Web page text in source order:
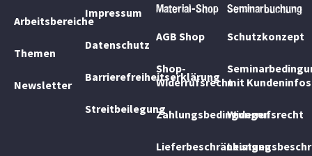
Arbeitsbereiche
Themen
Newsletter
Impressum
Datenschutz
Barrierefreiheitserklärung
Streitbeilegung
Material-Shop
AGB Shop
Shop-
Widerrufsrecht
Zahlungsbedingungen
Lieferbeschränkungen
Seminarbuchung
Schutzkonzept
mit Kundeninfos
Widerrufsrecht